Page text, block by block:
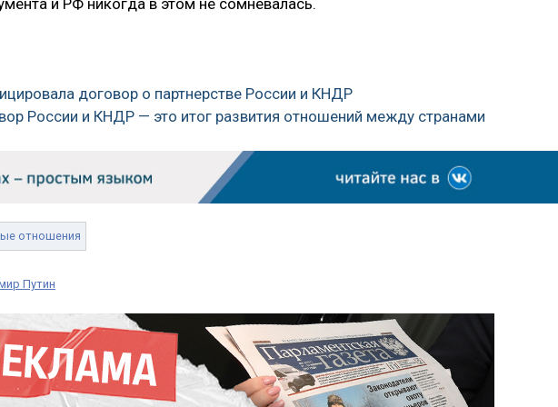
договор о партнерстве России и КНДР
России и КНДР — это итог развития отношений между странами
отношения
Путин